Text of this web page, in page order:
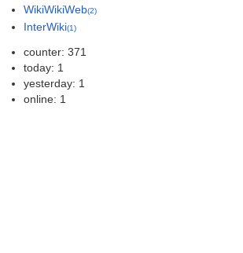
WikiWikiWeb(2)
InterWiki(1)
counter: 371
today: 1
yesterday: 1
online: 1